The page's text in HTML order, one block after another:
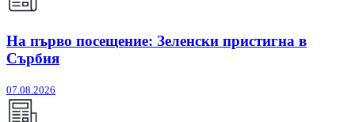
На първо посещение: Зеленски пристигна в
Сърбия
07.08.2026